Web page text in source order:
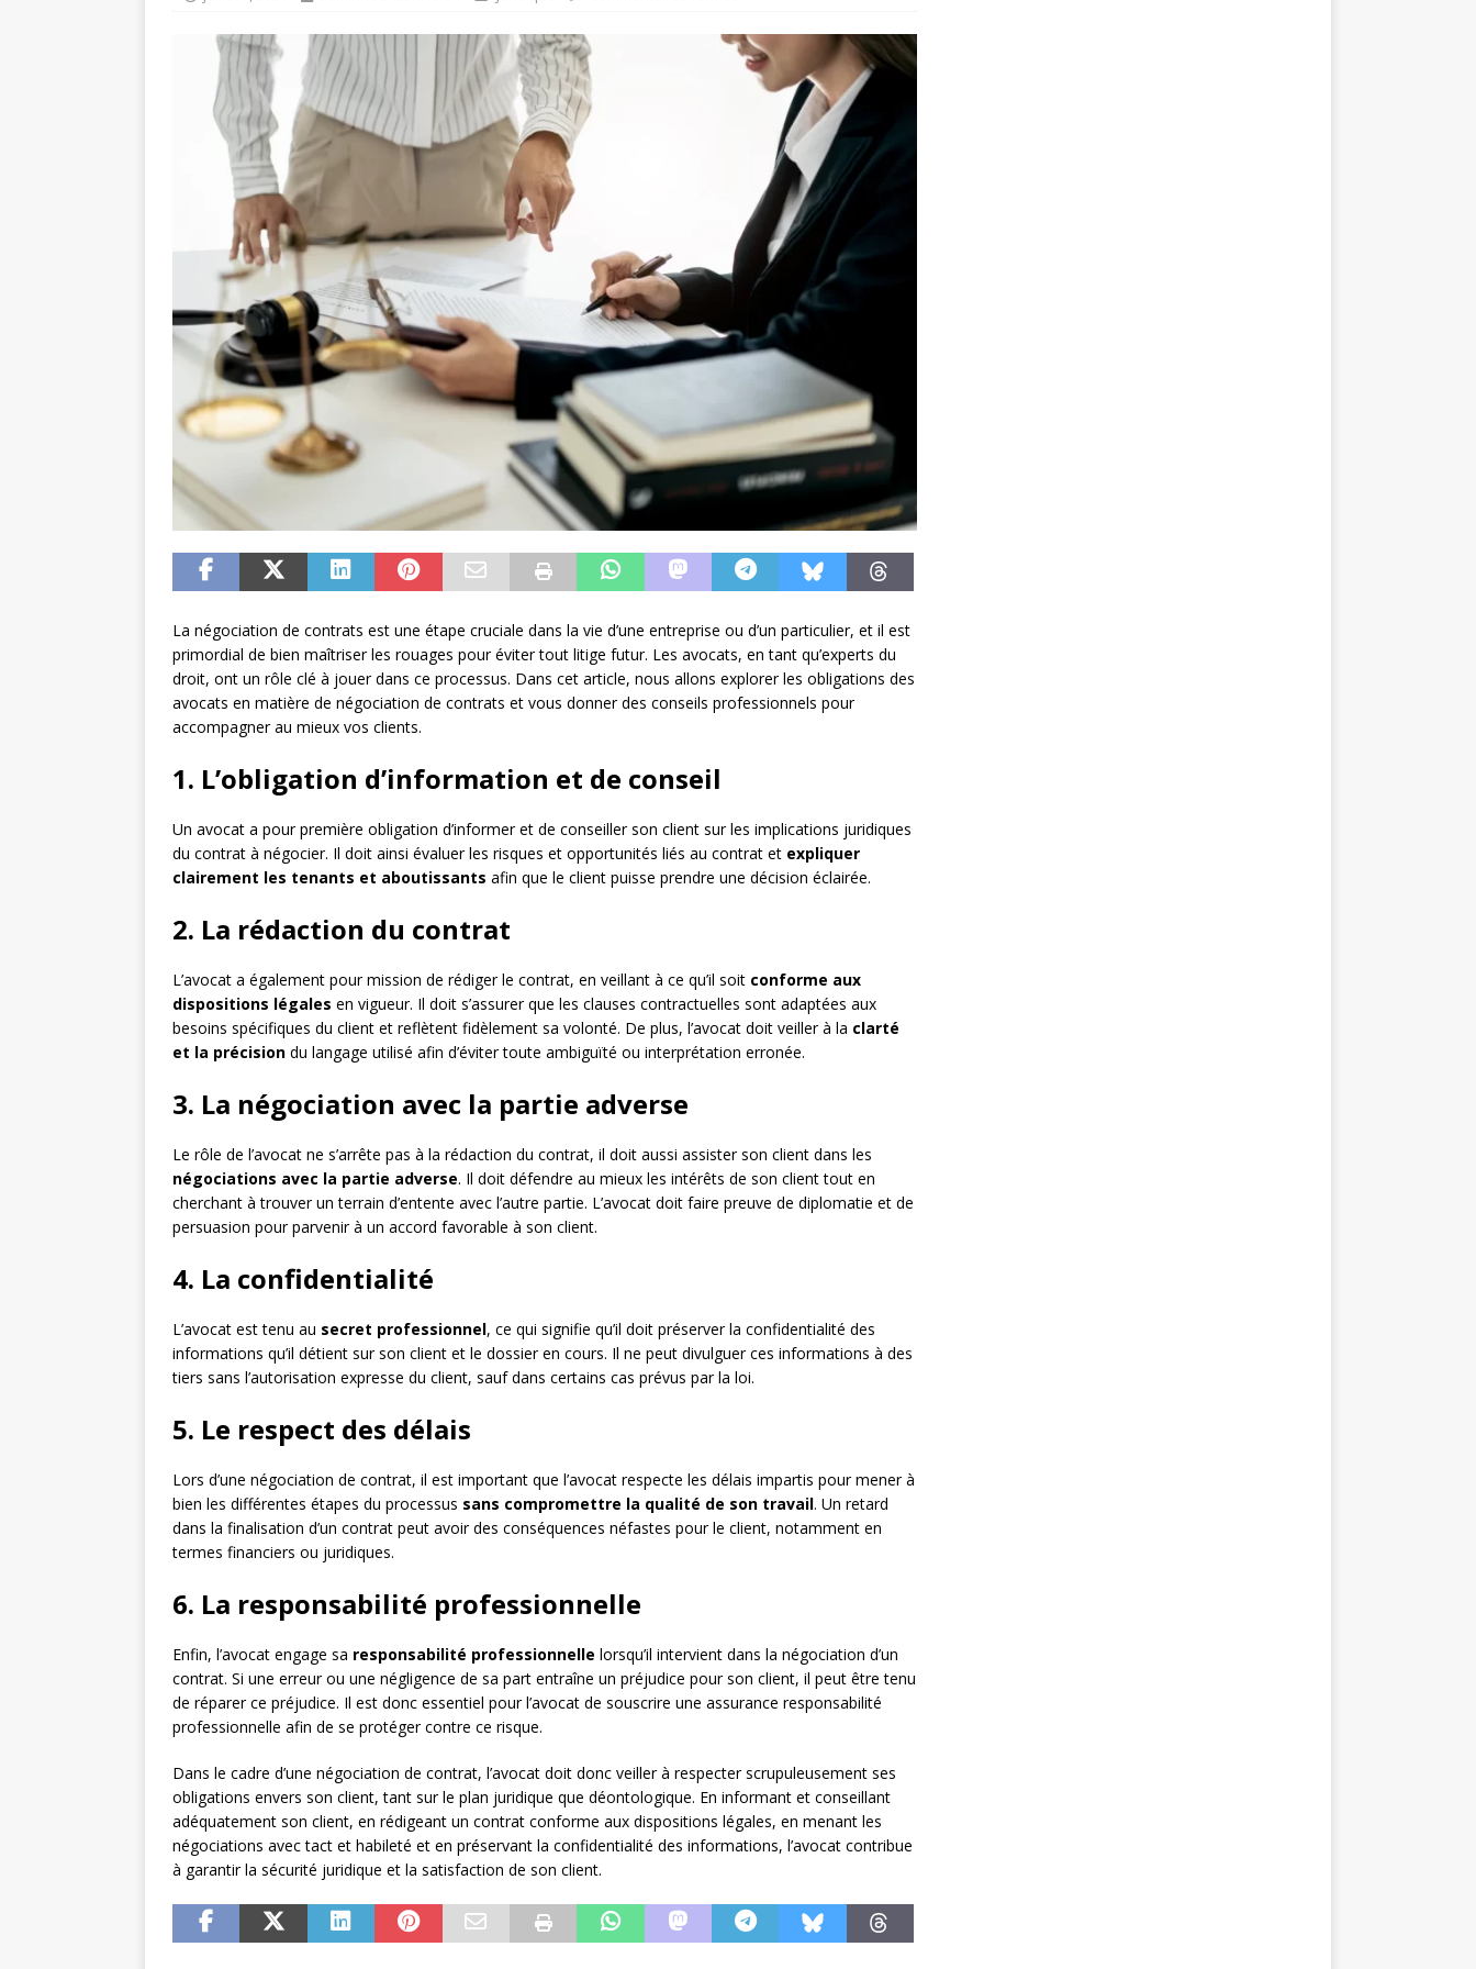
La négociation de contrats est une étape cruciale dans la vie d’une entreprise ou d’un particulier, et il est
primordial de bien maîtriser les rouages pour éviter tout litige futur. Les avocats, en tant qu’experts du
droit, ont un rôle clé à jouer dans ce processus. Dans cet article, nous allons explorer les obligations des
avocats en matière de négociation de contrats et vous donner des conseils professionnels pour
accompagner au mieux vos clients.
1. L’obligation d’information et de conseil
Un avocat a pour première obligation d’informer et de conseiller son client sur les implications juridiques
du contrat à négocier. Il doit ainsi évaluer les risques et opportunités liés au contrat et expliquer
clairement les tenants et aboutissants afin que le client puisse prendre une décision éclairée.
2. La rédaction du contrat
L’avocat a également pour mission de rédiger le contrat, en veillant à ce qu’il soit conforme aux
dispositions légales en vigueur. Il doit s’assurer que les clauses contractuelles sont adaptées aux
besoins spécifiques du client et reflètent fidèlement sa volonté. De plus, l’avocat doit veiller à la clarté
et la précision du langage utilisé afin d’éviter toute ambiguïté ou interprétation erronée.
3. La négociation avec la partie adverse
Le rôle de l’avocat ne s’arrête pas à la rédaction du contrat, il doit aussi assister son client dans les
négociations avec la partie adverse. Il doit défendre au mieux les intérêts de son client tout en
cherchant à trouver un terrain d’entente avec l’autre partie. L’avocat doit faire preuve de diplomatie et de
persuasion pour parvenir à un accord favorable à son client.
4. La confidentialité
L’avocat est tenu au secret professionnel, ce qui signifie qu’il doit préserver la confidentialité des
informations qu’il détient sur son client et le dossier en cours. Il ne peut divulguer ces informations à des
tiers sans l’autorisation expresse du client, sauf dans certains cas prévus par la loi.
5. Le respect des délais
Lors d’une négociation de contrat, il est important que l’avocat respecte les délais impartis pour mener à
bien les différentes étapes du processus sans compromettre la qualité de son travail. Un retard
dans la finalisation d’un contrat peut avoir des conséquences néfastes pour le client, notamment en
termes financiers ou juridiques.
6. La responsabilité professionnelle
Enfin, l’avocat engage sa responsabilité professionnelle lorsqu’il intervient dans la négociation d’un
contrat. Si une erreur ou une négligence de sa part entraîne un préjudice pour son client, il peut être tenu
de réparer ce préjudice. Il est donc essentiel pour l’avocat de souscrire une assurance responsabilité
professionnelle afin de se protéger contre ce risque.
Dans le cadre d’une négociation de contrat, l’avocat doit donc veiller à respecter scrupuleusement ses
obligations envers son client, tant sur le plan juridique que déontologique. En informant et conseillant
adéquatement son client, en rédigeant un contrat conforme aux dispositions légales, en menant les
négociations avec tact et habileté et en préservant la confidentialité des informations, l’avocat contribue
à garantir la sécurité juridique et la satisfaction de son client.